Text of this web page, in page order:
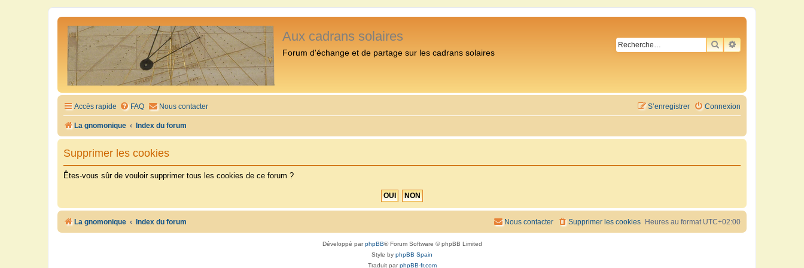
Aux cadrans solaires
Forum d'échange et de partage sur les cadrans solaires
RECHERCHER
RECHERCHE
Accès rapide FAQ Nous contacter Connexion
S’enregistrer
La gnomonique Index du forum
Supprimer les cookies
Êtes-vous sûr de vouloir supprimer tous les cookies de ce forum ?
La gnomonique Index du forum Heures au format UTC+02:00
Supprimer les cookies
Nous contacter
Développé parphpBB® Forum Software © phpBB Limited
Style by phpBB Spain
Traduit parphpBB-fr.com